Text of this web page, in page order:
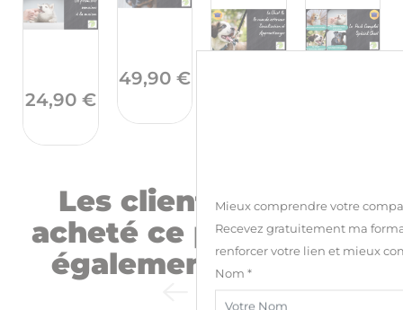
24,90 €Prix
49,90 €Prix
Les clients qui ont
acheté ce produit ont
également acheté :
Mieux comprendre votre
Recevez gratuitement ma
renforcer votre lien et mieux
Nom *